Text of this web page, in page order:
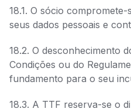
18.1. O sócio
seus dados pessoais e
18.2. O desconhecimento
Condições ou do
fundamento para o seu
18.3. A TTF reserva-se o